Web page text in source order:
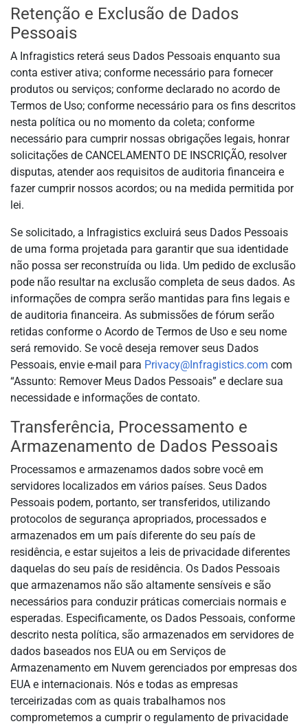
Retenção e Exclusão de Dados
Pessoais
A Infragistics reterá seus Dados Pessoais enquanto sua
conta estiver ativa; conforme necessário para fornecer
produtos ou serviços; conforme declarado no acordo de
Termos de Uso; conforme necessário para os fins descritos
nesta política ou no momento da coleta; conforme
necessário para cumprir nossas obrigações legais, honrar
solicitações de CANCELAMENTO DE INSCRIÇÃO, resolver
disputas, atender aos requisitos de auditoria financeira e
fazer cumprir nossos acordos; ou na medida permitida por
lei.
Se solicitado, a Infragistics excluirá seus Dados Pessoais
de uma forma projetada para garantir que sua identidade
não possa ser reconstruída ou lida. Um pedido de exclusão
pode não resultar na exclusão completa de seus dados. As
informações de compra serão mantidas para fins legais e
de auditoria financeira. As submissões de fórum serão
retidas conforme o Acordo de Termos de Uso e seu nome
será removido. Se você deseja remover seus Dados
Pessoais, envie e-mail para Privacy@Infragistics.com com
“Assunto: Remover Meus Dados Pessoais” e declare sua
necessidade e informações de contato.
Transferência, Processamento e
Armazenamento de Dados Pessoais
Processamos e armazenamos dados sobre você em
servidores localizados em vários países. Seus Dados
Pessoais podem, portanto, ser transferidos, utilizando
protocolos de segurança apropriados, processados e
armazenados em um país diferente do seu país de
residência, e estar sujeitos a leis de privacidade diferentes
daquelas do seu país de residência. Os Dados Pessoais
que armazenamos não são altamente sensíveis e são
necessários para conduzir práticas comerciais normais e
esperadas. Especificamente, os Dados Pessoais, conforme
descrito nesta política, são armazenados em servidores de
dados baseados nos EUA ou em Serviços de
Armazenamento em Nuvem gerenciados por empresas dos
EUA e internacionais. Nós e todas as empresas
terceirizadas com as quais trabalhamos nos
comprometemos a cumprir o regulamento de privacidade